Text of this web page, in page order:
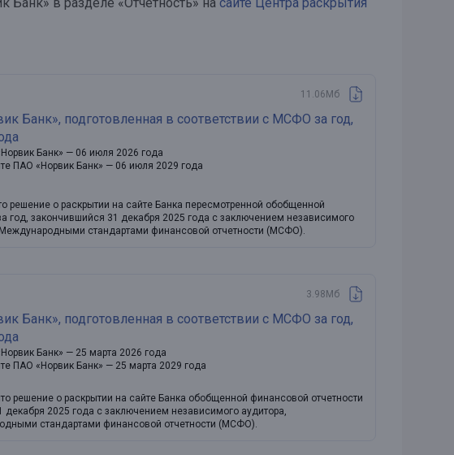
11.06Мб
Банк», подготовленная в соответствии с МСФО за год,
Банк» — 06 июля 2026 года
ПАО «Норвик Банк» — 06 июля 2029 года
решение о раскрытии на сайте Банка пересмотренной обобщенной
год, закончившийся 31 декабря 2025 года с заключением независимого
Международными стандартами финансовой отчетности (МСФО).
3.98Мб
Банк», подготовленная в соответствии с МСФО за год,
Банк» — 25 марта 2026 года
ПАО «Норвик Банк» — 25 марта 2029 года
решение о раскрытии на сайте Банка обобщенной финансовой отчетности
2025 года с заключением независимого аудитора,
стандартами финансовой отчетности (МСФО).